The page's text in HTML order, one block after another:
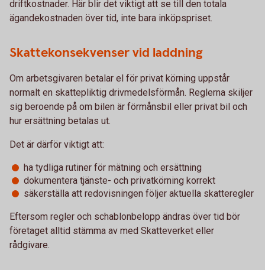
driftkostnader. Här blir det viktigt att se till den totala
ägandekostnaden över tid, inte bara inköpspriset.
Skattekonsekvenser vid laddning
Om arbetsgivaren betalar el för privat körning uppstår
normalt en skattepliktig drivmedelsförmån. Reglerna skiljer
sig beroende på om bilen är förmånsbil eller privat bil och
hur ersättning betalas ut.
Det är därför viktigt att:
ha tydliga rutiner för mätning och ersättning
dokumentera tjänste- och privatkörning korrekt
säkerställa att redovisningen följer aktuella skatteregler
Eftersom regler och schablonbelopp ändras över tid bör
företaget alltid stämma av med Skatteverket eller
rådgivare.